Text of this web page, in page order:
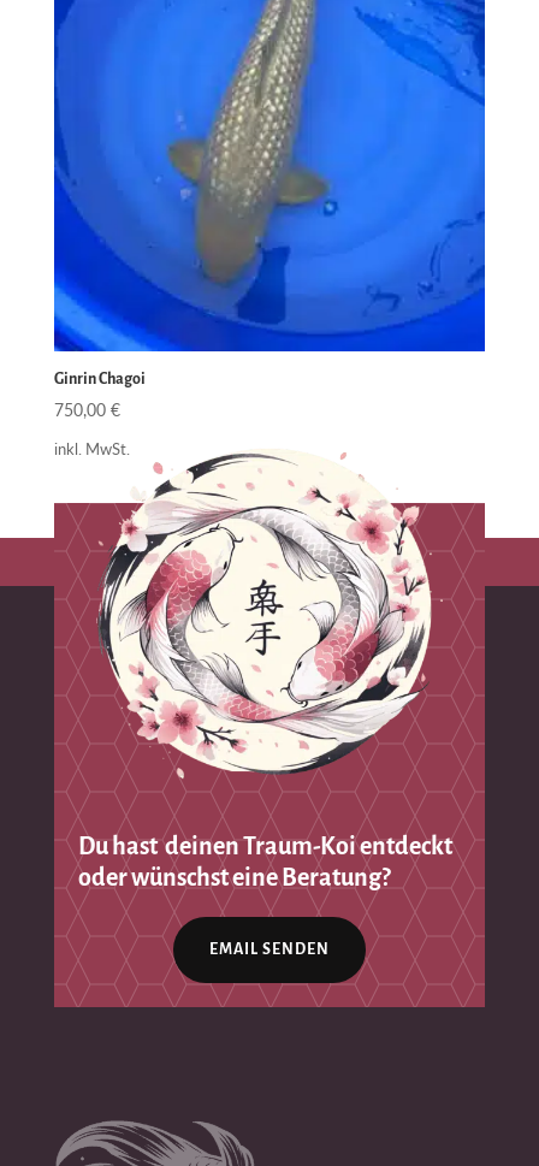
Ginrin Chagoi
750,00 €
inkl. MwSt.
Du hast deinen Traum-Koi entdeckt
oder wünschst eine Beratung?
EMAIL SENDEN